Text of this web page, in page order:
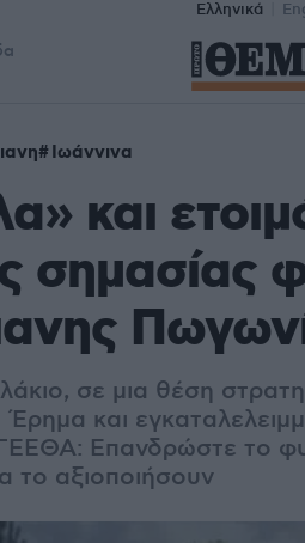
Ελληνικά
Ιωάννινα
και
σημασίας
σε μια θέση
και
Επανδρώστε το
το αξιοποιήσουν